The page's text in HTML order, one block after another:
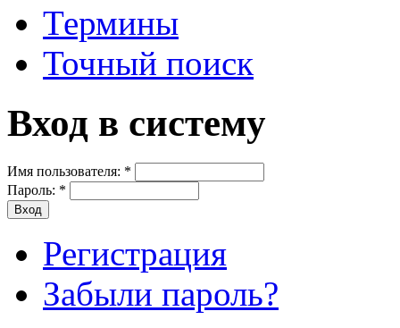
Термины
Точный поиск
Вход в систему
Имя пользователя: *
Пароль: *
Регистрация
Забыли пароль?